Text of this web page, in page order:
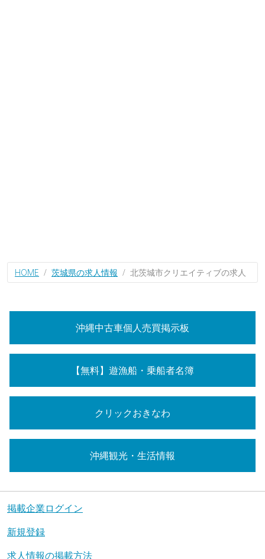
HOME 茨城県の求人情報 北茨城市クリエイティブの求人
沖縄中古車個人売買掲示板
【無料】遊漁船・乗船者名簿
クリックおきなわ
沖縄観光・生活情報
掲載企業ログイン
新規登録
求人情報の掲載方法